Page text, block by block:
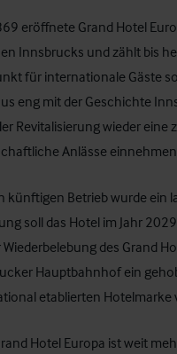
eröffnete Grand Hotel
Innsbrucks und zählt bis
für internationale Gäste
eng mit der Geschichte
Revitalisierung wieder
Anlässe
künftigen Betrieb wurde ein
soll das Hotel im Jahr
Wiederbelebung des Grand
Hauptbahnhof ein
etablierten Hotelmarke
Hotel Europa ist weit